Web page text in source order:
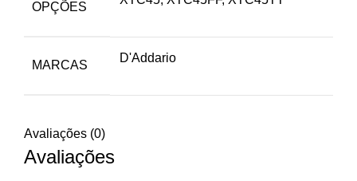
OPÇÕES
MARCAS
D'Addario
Avaliações (0)
Avaliações